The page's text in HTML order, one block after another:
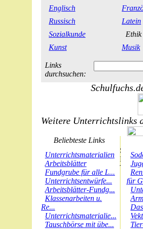
Englisch
Russisch
Latein
Sozialkunde
Kunst
Musik
Links
durchsuchen:
Weitere Unterrichtslinks
Beliebteste Links
Unterrichtsmaterialien
Arbeitsblätter
Fundgrube für alle L...
Unterrichtsentwürfe...
Arbeitsblätter-Fundg...
Klassenarbeiten u.
Re...
Unterrichtsmaterialie...
Tauschbörse mit übe...
für